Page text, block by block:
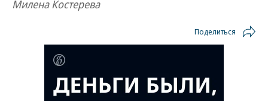
Милена Костерева
Поделиться